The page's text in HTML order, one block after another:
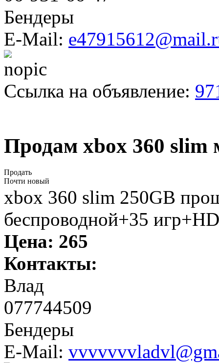
Бендеры
E-Mail:
Ссылка на объявление:
Продам xbox 360 slim
Продать
Почти новый
xbox 360 slim 250GB
беспроводной+35
Цена: 265
Контакты:
Влад
077744509
Бендеры
E-Mail: